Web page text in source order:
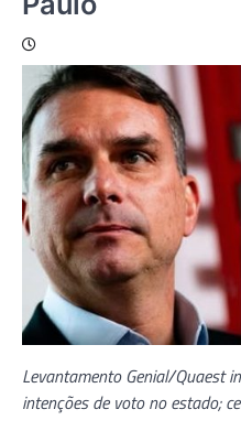
Levantamento Genial/Quaest
intenções de voto no estado;